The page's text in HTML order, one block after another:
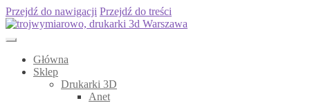
Przejdź do nawigacji Przejdź do treści
Główna
Sklep
Drukarki 3D
Anet